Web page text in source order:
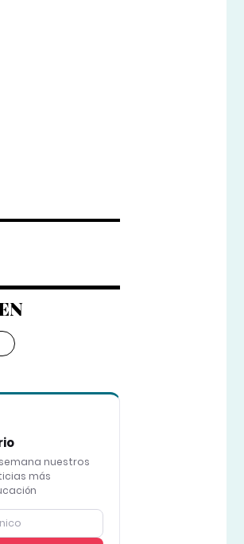
nuestros
más